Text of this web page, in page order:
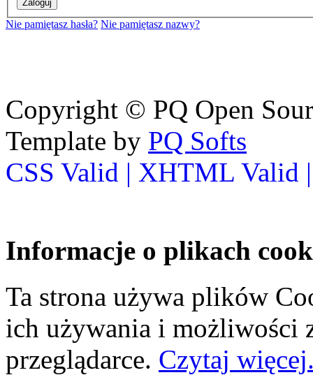
Nie pamiętasz hasła? Nie pamiętasz nazwy?
Copyright © PQ Open
Template by PQ Softs
CSS Valid | XHTML Valid
Informacje o plikach
Ta strona używa plików
ich używania i możliwości
przeglądarce. Czytaj